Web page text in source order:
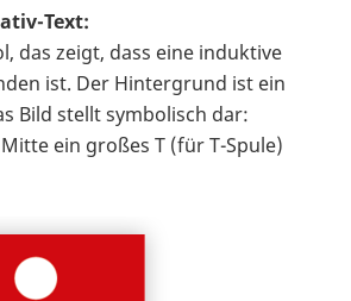
Text:
das zeigt, dass eine induktive
ist. Der Hintergrund ist ein
Bild stellt symbolisch dar:
ein großes T (für T-Spule)